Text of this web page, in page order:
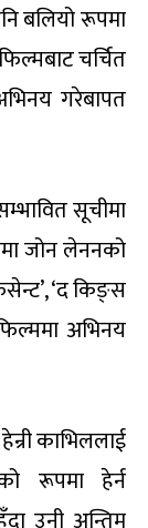
बलियो रूपमा
चर्चित
गरेबापत
सूचीमा
जोन लेननको
‘द किङ्स
अभिनय
काभिललाई
रूपमा हेर्न